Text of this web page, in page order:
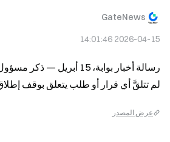
GateNews
2026-04-15 14:01:46
لم تتلقَّ أي قرار أو طلب يتعلق بوقف إطلاق
عرض المصدر